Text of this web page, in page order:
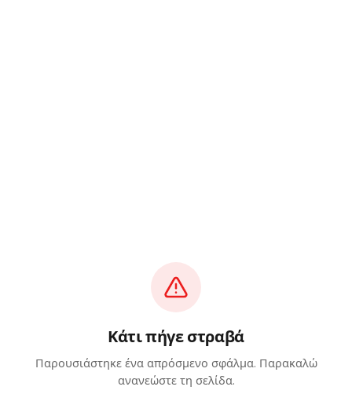
Κάτι πήγε στραβά
Παρουσιάστηκε ένα απρόσμενο σφάλμα. Παρακαλώ
ανανεώστε τη σελίδα.